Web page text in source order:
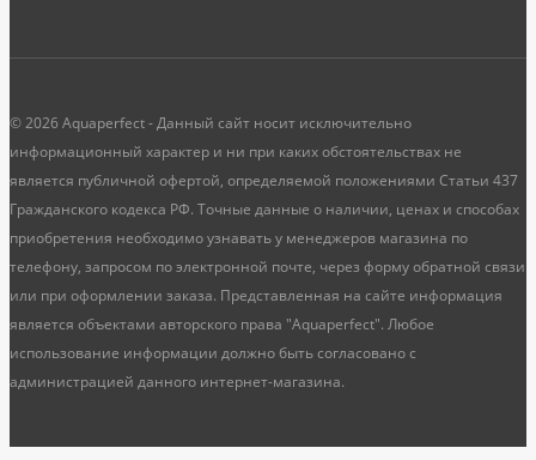
© 2026 Aquaperfect - Данный сайт носит исключительно
информационный характер и ни при каких обстоятельствах не
является публичной офертой, определяемой положениями Статьи 437
Гражданского кодекса РФ. Точные данные о наличии, ценах и способах
приобретения необходимо узнавать у менеджеров магазина по
телефону, запросом по электронной почте, через форму обратной связи
или при оформлении заказа. Представленная на сайте информация
является объектами авторского права "Aquaperfect". Любое
использование информации должно быть согласовано с
администрацией данного интернет-магазина.